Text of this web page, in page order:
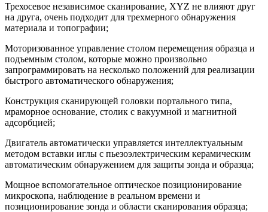
Трехосевое независимое сканирование, XYZ не влияют друг
на друга, очень подходит для трехмерного обнаружения
материала и топографии;
Моторизованное управление столом перемещения образца и
подъемным столом, которые можно произвольно
запрограммировать на несколько положений для реализации
быстрого автоматического обнаружения;
Конструкция сканирующей головки портального типа,
мраморное основание, столик с вакуумной и магнитной
адсорбцией;
Двигатель автоматически управляется интеллектуальным
методом вставки иглы с пьезоэлектрическим керамическим
автоматическим обнаружением для защиты зонда и образца;
Мощное вспомогательное оптическое позиционирование
микроскопа, наблюдение в реальном времени и
позиционирование зонда и области сканирования образца;